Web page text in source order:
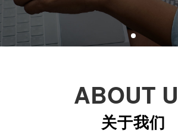
ABOUT
关于我们